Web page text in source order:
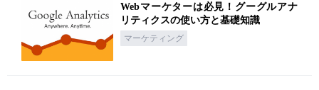
Webマーケターは必見！グーグルアナ
リティクスの使い方と基礎知識
マーケティング